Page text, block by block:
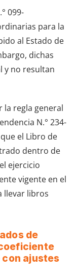
099-
para la
al Estado de
dichas
y no resultan
la regla general
N.° 234-
el Libro de
dentro de
ejercicio
vigente en el
llevar libros
de
con ajustes